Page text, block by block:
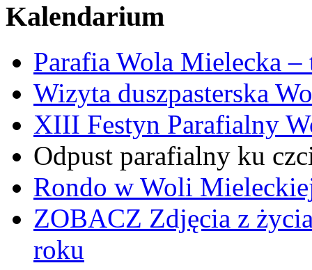
Kalendarium
Parafia Wola Mielecka
Wizyta duszpasterska
XIII Festyn Parafialny
Odpust parafialny ku
Rondo w Woli
ZOBACZ Zdjęcia z
roku